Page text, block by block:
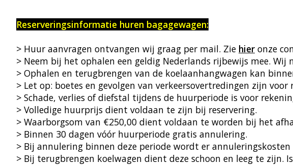
Reserveringsinformatie huren bagagewagen:
> Huur aanvragen ontvangen wij graag per mail. Zie hier onze
> Neem bij het ophalen een geldig Nederlands rijbewijs mee. Wij
> Ophalen en terugbrengen van de koelaanhangwagen kan
> Let op: boetes en gevolgen van verkeersovertredingen zijn
> Schade, verlies of diefstal tijdens de huurperiode is voor
> Volledige huurprijs dient voldaan te zijn bij reservering.
> Waarborgsom van €250,00 dient voldaan te worden bij het
> Binnen 30 dagen vóór huurperiode gratis annulering.
> Bij annulering binnen deze periode wordt er
> Bij terugbrengen koelwagen dient deze schoon en leeg te